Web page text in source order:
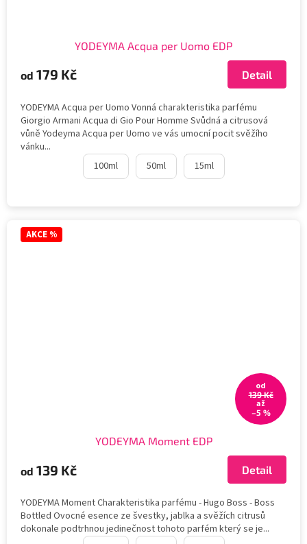
YODEYMA Acqua per Uomo EDP
od 179 Kč Detail
YODEYMA Acqua per Uomo Vonná charakteristika parfému
Giorgio Armani Acqua di Gio Pour Homme Svůdná a citrusová
vůně Yodeyma Acqua per Uomo ve vás umocní pocit svěžího
vánku...
100ml
50ml 15ml
AKCE %
od
139 Kč
až
–5 %
YODEYMA Moment EDP
od 139 Kč Detail
YODEYMA Moment Charakteristika parfému - Hugo Boss - Boss
Bottled Ovocné esence ze švestky, jablka a svěžích citrusů
dokonale podtrhnou jedinečnost tohoto parfém který se je...